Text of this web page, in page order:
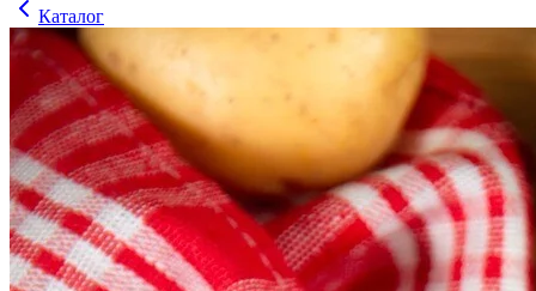
Каталог